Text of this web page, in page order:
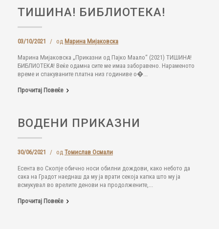
ТИШИНА! БИБЛИОТЕКА!
03/10/2021 / од Марина Мијаковска
Марина Мијаковска „Приказни од Пајко Маало“ (2021) ТИШИНА!
БИБЛИОТЕКА! Веќе одамна сите ме имаа заборавено. Нараменото
време и спакуваните платна низ годиниве о�...
Прочитај Повеќе
ВОДЕНИ ПРИКАЗНИ
30/06/2021 / од Томислав Осмали
Есента во Скопје обично носи обилни дождови, како небото да
сака на Градот наеднаш да му ја врати секоја капка што му ја
всмукувал во врелите денови на продолжените,...
Прочитај Повеќе